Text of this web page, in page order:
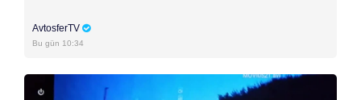
AvtosferTV
Bu gün 10:34